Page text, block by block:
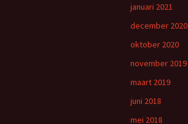
januari 2021
december 2020
oktober 2020
november 2019
maart 2019
juni 2018
mei 2018